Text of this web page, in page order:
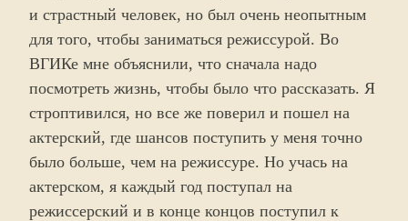
и страстный человек, но был очень неопытным
для того, чтобы заниматься режиссурой. Во
ВГИКе мне объяснили, что сначала надо
посмотреть жизнь, чтобы было что рассказать. Я
строптивился, но все же поверил и пошел на
актерский, где шансов поступить у меня точно
было больше, чем на режиссуре. Но учась на
актерском, я каждый год поступал на
режиссерский и в конце концов поступил к